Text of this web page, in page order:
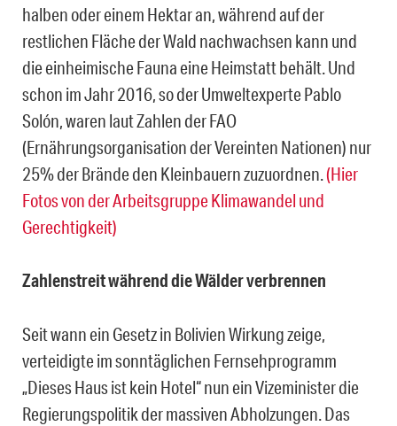
halben oder einem Hektar an, während auf der
restlichen Fläche der Wald nachwachsen kann und
die einheimische Fauna eine Heimstatt behält. Und
schon im Jahr 2016, so der Umweltexperte Pablo
Solón, waren laut Zahlen der FAO
(Ernährungsorganisation der Vereinten Nationen) nur
25% der Brände den Kleinbauern zuzuordnen.(Hier
Fotos von der Arbeitsgruppe Klimawandel und
Gerechtigkeit)
Zahlenstreit während die Wälder verbrennen
Seit wann ein Gesetz in Bolivien Wirkung zeige,
verteidigte im sonntäglichen Fernsehprogramm
„Dieses Haus ist kein Hotel“ nun ein Vizeminister die
Regierungspolitik der massiven Abholzungen. Das